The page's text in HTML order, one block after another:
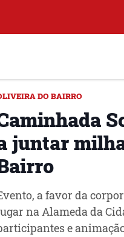
DO BAIRRO
juntar
a favor da
na Alameda da
e